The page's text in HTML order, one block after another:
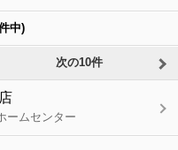
中)
次の10件
ームセンター